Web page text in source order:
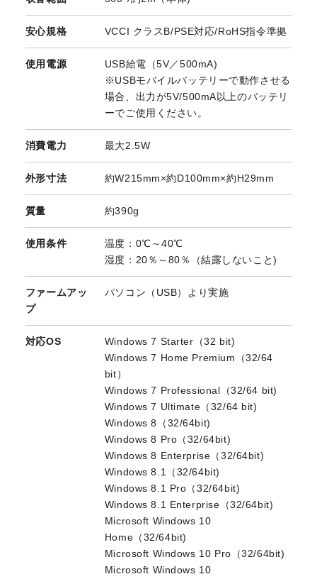
安心規格 VCCI クラスB/PSE対応/RoHS指令準拠
使用電源
USB給電（5V／500mA)
※USBモバイルバッテリーで動作させる
場合、出力が5V/500mA以上のバッテリ
ーでご使用ください。
消費電力 最大2.5W
外形寸法 約W215mm×約D100mm×約H29mm
質量 約390g
使用条件
温度：0℃～40℃
湿度：20％～80％（結露しないこと)
ファームアッ
プ
パソコン（USB）より実施
対応OS
Windows 7 Starter（32 bit)
Windows 7 Home Premium（32/64
bit）
Windows 7 Professional（32/64 bit)
Windows 7 Ultimate（32/64 bit)
Windows 8（32/64bit)
Windows 8 Pro（32/64bit)
Windows 8 Enterprise（32/64bit)
Windows 8.1（32/64bit)
Windows 8.1 Pro（32/64bit)
Windows 8.1 Enterprise（32/64bit)
Microsoft Windows 10
Home（32/64bit)
Microsoft Windows 10 Pro（32/64bit)
Microsoft Windows 10